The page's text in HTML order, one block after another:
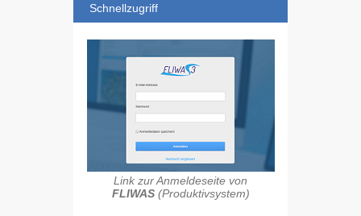
Schnellzugriff
Link zur Anmeldeseite von
FLIWAS(Produktivsystem)